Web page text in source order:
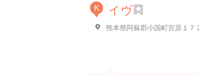
K イヴ
熊本県阿蘇郡小国町宮原１７